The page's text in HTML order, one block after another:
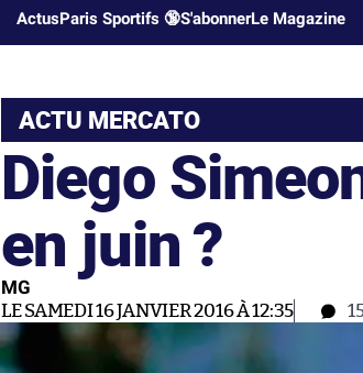
ActusParis Sportifs 🔞S'abonnerLe Magazine
ACTU MERCATO
Diego
en juin ?
MG
LE SAMEDI 16 JANVIER 2016 À 12:35